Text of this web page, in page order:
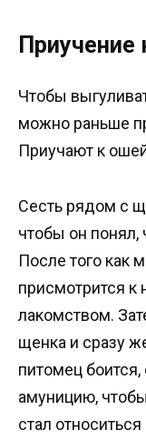
Приучение
Чтобы
можно раньше
Приучают к
Сесть рядом с
чтобы он понял,
После того как
присмотрится к
лакомством.
щенка и сразу
питомец
амуницию,
стал